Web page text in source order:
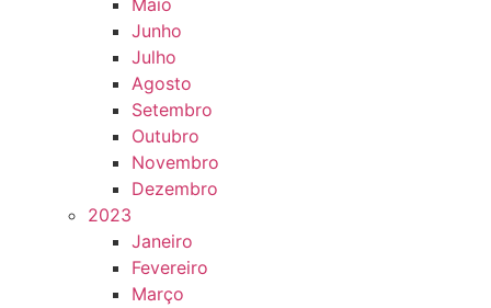
Maio
Junho
Julho
Agosto
Setembro
Outubro
Novembro
Dezembro
2023
Janeiro
Fevereiro
Março